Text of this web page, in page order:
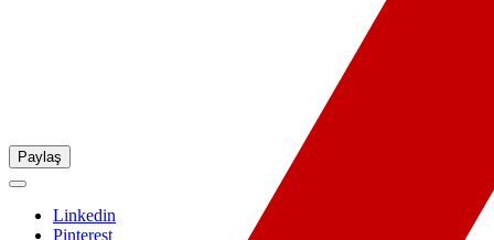
Paylaş
Linkedin
Pinterest